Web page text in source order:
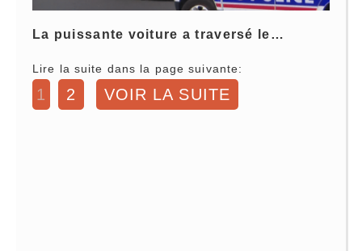
La puissante voiture a traversé le…
Lire la suite dans la page suivante:
1 2 VOIR LA SUITE